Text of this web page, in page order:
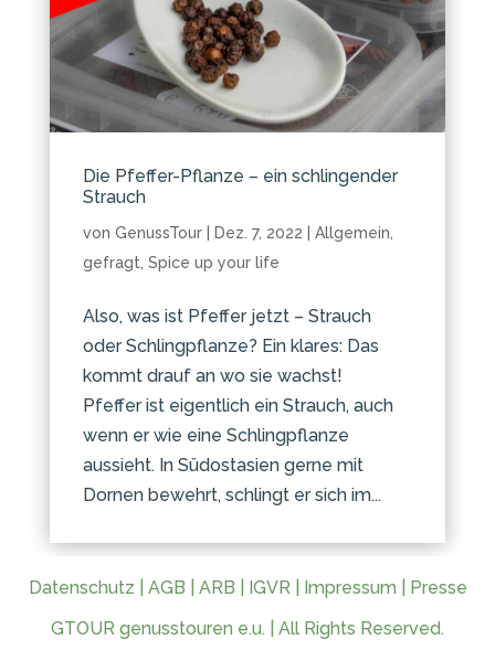
Die Pfeffer-Pflanze – ein schlingender
Strauch
von GenussTour| Dez. 7, 2022 Allgemein
gefragt Spice up your life
Also, was ist Pfeffer jetzt – Strauch
oder Schlingpflanze? Ein klares: Das
kommt drauf an wo sie wachst!
Pfeffer ist eigentlich ein Strauch, auch
wenn er wie eine Schlingpflanze
aussieht. In Südostasien gerne mit
Dornen bewehrt, schlingt er sich im...
Datenschutz AGB ARB IGVR| Impressum
Presse
GTOUR genusstouren e.u. | All Rights Reserved.